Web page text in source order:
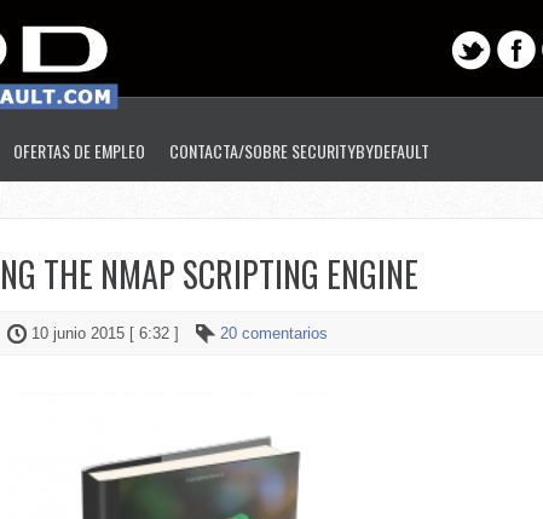
OFERTAS DE EMPLEO CONTACTA/SOBRE SECURITYBYDEFAULT
THE NMAP SCRIPTING ENGINE
10 junio 2015 [ 6:32 ] 20 comentarios